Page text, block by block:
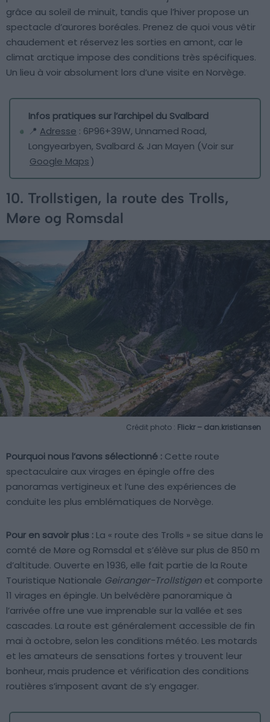
grâce au soleil de minuit, tandis que l’hiver propose un
spectacle d’aurores boréales. Prenez de quoi vous vêtir
chaudement et réservez les sorties en amont, car le
climat arctique impose des conditions très spécifiques.
Un lieu à voir absolument lors d’une visite en Norvège.
Infos pratiques sur l’archipel du Svalbard
📍 Adresse : 6P96+39W, Unnamed Road,
Longyearbyen, Svalbard & Jan Mayen (Voir sur
Google Maps)
10. Trollstigen, la route des Trolls,
Møre og Romsdal
Crédit photo : Flickr – dan.kristiansen
Pourquoi nous l’avons sélectionné : Cette route
spectaculaire aux virages en épingle offre des
panoramas vertigineux et l’une des expériences de
conduite les plus emblématiques de Norvège.
Pour en savoir plus : La « route des Trolls » se situe dans le
comté de Møre og Romsdal et s’élève sur plus de 850 m
d’altitude. Ouverte en 1936, elle fait partie de la Route
Touristique Nationale Geiranger-Trollstigen et comporte
11 virages en épingle. Un belvédère panoramique à
l’arrivée offre une vue imprenable sur la vallée et ses
cascades. La route est généralement accessible de fin
mai à octobre, selon les conditions météo. Les motards
et les amateurs de sensations fortes y trouvent leur
bonheur, mais prudence et vérification des conditions
routières s’imposent avant de s’y engager.